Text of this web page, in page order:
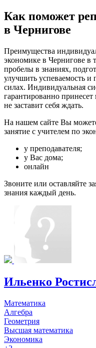
Как поможет
в Чернигове
Преимущества
экономике в Чернигове в
пробелы в знаниях,
улучшить успеваемость и
силах. Индивидуальная
гарантированно
не заставит себя ждать.
На нашем сайте Вы
занятие с учителем по
у преподавателя;
у Вас дома;
онлайн
Звоните или оставляйте
знания каждый день.
Ильенко
Математика
Алгебра
Геометрия
Высшая математика
Экономика